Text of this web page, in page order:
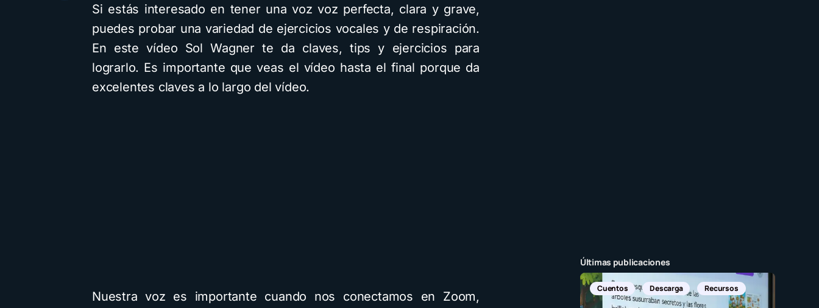
Si estás interesado en tener una voz voz perfecta, clara y grave,
puedes probar una variedad de ejercicios vocales y de respiración.
En este vídeo Sol Wagner te da claves, tips y ejercicios para
lograrlo. Es importante que veas el vídeo hasta el final porque da
excelentes claves a lo largo del vídeo.
Nuestra voz es importante cuando nos conectamos en Zoom,
Últimas publicaciones
Cuentos Descarga Recursos